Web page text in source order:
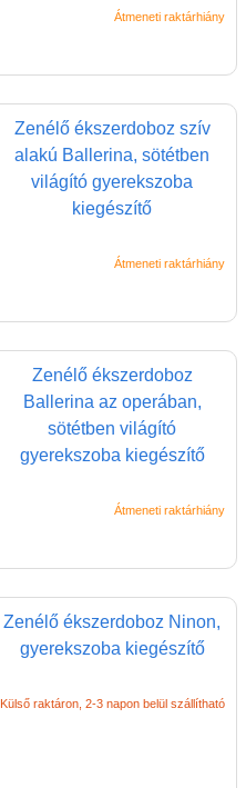
Átmeneti raktárhiány
Zenélő ékszerdoboz szív
alakú Ballerina, sötétben
világító gyerekszoba
kiegészítő
Átmeneti raktárhiány
Zenélő ékszerdoboz
Ballerina az operában,
sötétben világító
gyerekszoba kiegészítő
Átmeneti raktárhiány
Zenélő ékszerdoboz Ninon,
gyerekszoba kiegészítő
Külső raktáron, 2-3 napon belül szállítható
Szerelés, barkácsolás, kerti
kalandozás
Szerepjáték
(baba,autó,konyha,épület,..)
Tanulást segítő játék
Úti játékok, Utazó játékok
Ügyességi játékok
CSAK NÁLUNK - Egyedi